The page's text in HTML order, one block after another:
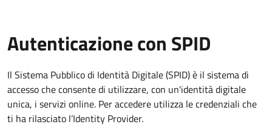
Autenticazione con SPID
Il Sistema Pubblico di Identità Digitale (SPID) è il sistema di
accesso che consente di utilizzare, con un'identità digitale
unica, i servizi online. Per accedere utilizza le credenziali che
ti ha rilasciato l’Identity Provider.